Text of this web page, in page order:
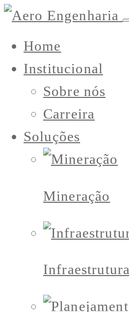
Home
Institucional
Sobre nós
Carreira
Soluções
Mineração
Infraestrutura